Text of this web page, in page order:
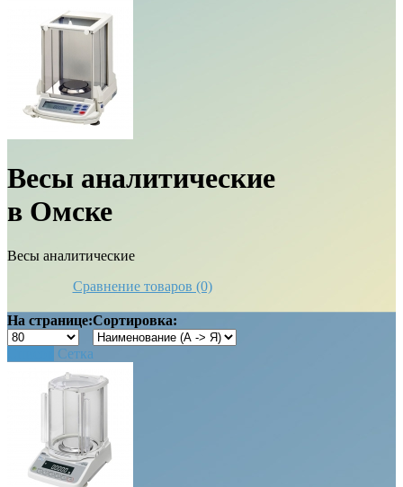
Весы аналитические
в Омске
Весы аналитические
Сравнение товаров (0)
На странице:Сортировка:
Сетка